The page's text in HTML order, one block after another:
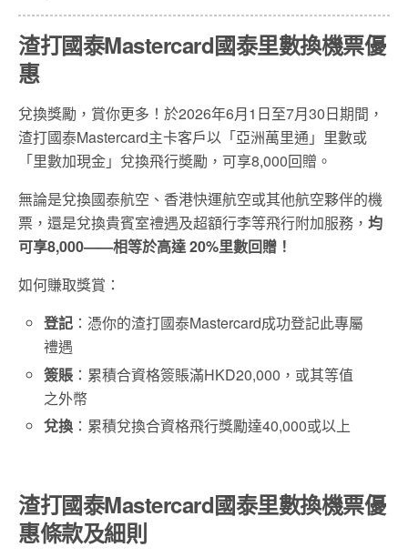
渣打國泰Mastercard國泰里數換機票優
惠
兌換獎勵，賞你更多！於2026年6月1日至7月30日期間，
渣打國泰Mastercard主卡客戶以「亞洲萬里通」里數或
「里數加現金」兌換飛行奬勵，可享8,000回贈。
無論是兌換國泰航空、香港快運航空或其他航空夥伴的機
票，還是兌換貴賓室禮遇及超額行李等飛行附加服務， 均
可享8,000——相等於高達 20%里數回贈！
如何賺取獎賞：
登記 ：憑你的渣打國泰Mastercard成功登記此專屬
禮遇
簽賬 ：累積合資格簽賬滿HKD20,000，或其等值
之外幣
兌換 ：累積兌換合資格飛行獎勵達40,000或以上
渣打國泰Mastercard國泰里數換機票優
惠條款及細則